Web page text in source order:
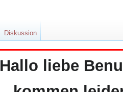
Hallo liebe
Diskussion